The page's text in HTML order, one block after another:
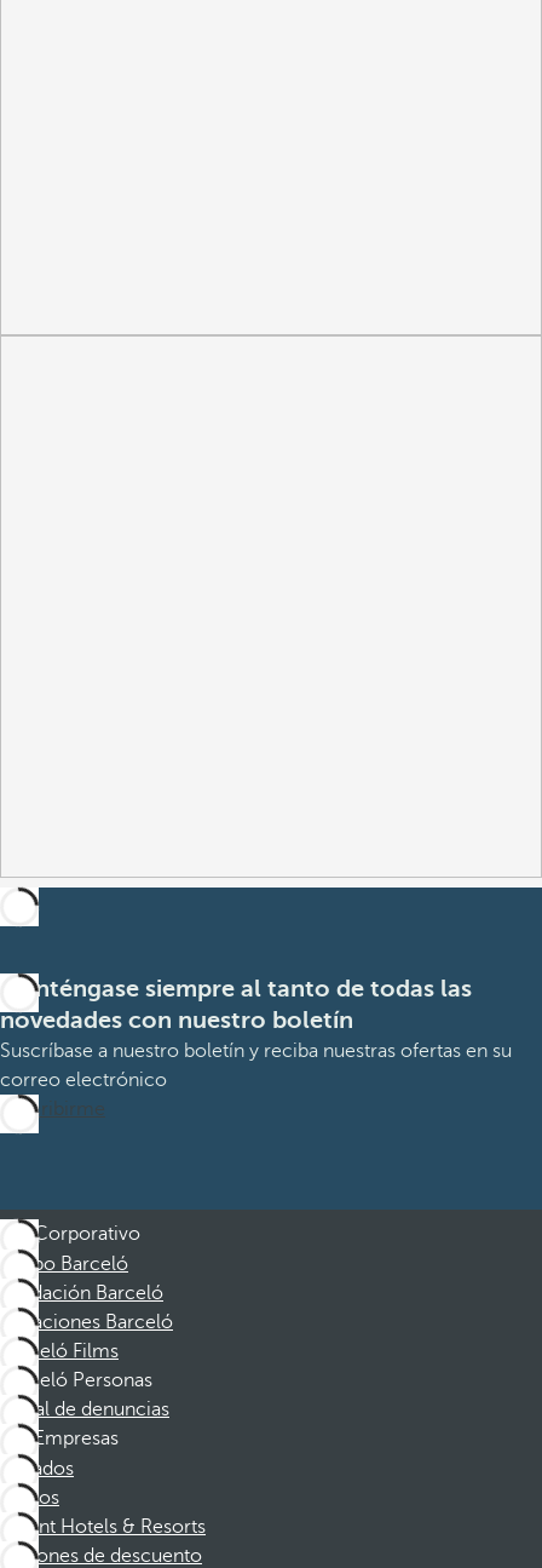
Manténgase siempre al tanto de todas las
novedades con nuestro boletín
Suscríbase a nuestro boletín y reciba nuestras ofertas en su
correo electrónico
Suscribirme
Corporativo
Grupo Barceló
Fundación Barceló
Vacaciones Barceló
Barceló Films
Barceló Personas
Canal de denuncias
Empresas
Afiliados
Socios
Dorint Hotels & Resorts
Cupones de descuento